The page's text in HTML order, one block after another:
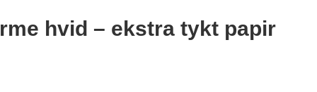
☓
hvid – ekstra tykt papir